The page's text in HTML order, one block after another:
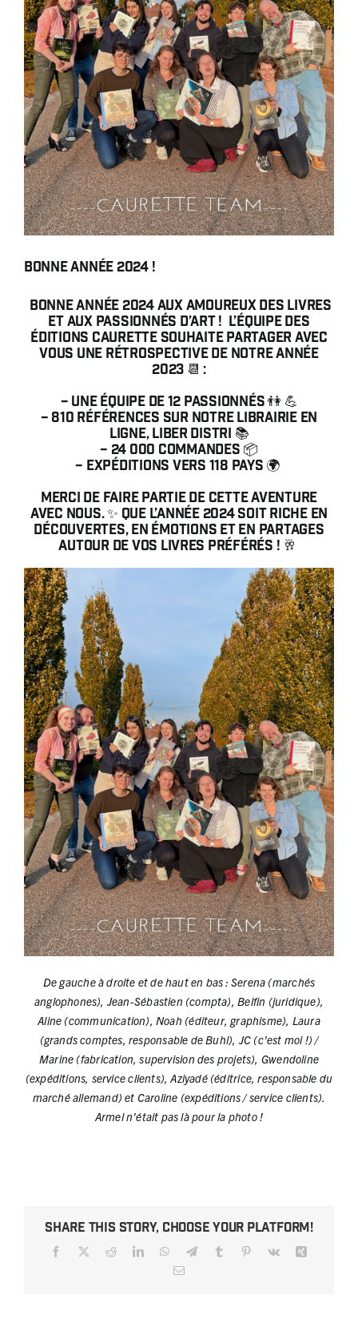
Auteurs
Boutique
À propos
Presse
Contact
Rechercher:
Français
Bonne année 2024 !
Bonne Année 2024 aux amoureux des livres
et aux passionnés d’art ! L’équipe des
Éditions Caurette souhaite partager avec
vous une rétrospective de notre année
2023 📆 :⁠
– Une équipe de 12 passionnés 👫 💪⁠
– 810 références sur notre librairie en
ligne, Liber Distri 📚⁠
– 24 000 commandes 📦⁠
– Expéditions vers 118 pays 🌍 ⁠
Merci de faire partie de cette aventure
avec nous. ✨ Que l’année 2024 soit riche en
découvertes, en émotions et en partages
autour de vos livres préférés ! 🥂
De gauche à droite et de haut en bas : Serena (marchés
anglophones), Jean-Sébastien (compta), Belfin (juridique),
Aline (communication), Noah (éditeur, graphisme), Laura
(grands comptes, responsable de Buhl), JC (c’est moi !) /
Marine (fabrication, supervision des projets), Gwendoline
(expéditions, service clients), Aziyadé (éditrice, responsable du
marché allemand) et Caroline (expéditions / service clients).
Armel n’était pas là pour la photo !
Share This Story, Choose Your Platform!
Facebook
X RedditLinkedInWhatsApp
TelegramTumblr Pinterest
Vk
Xing
Email